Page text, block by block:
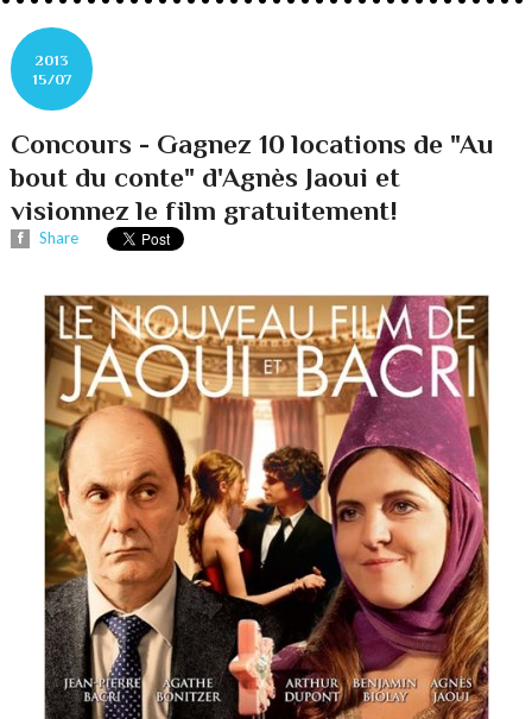
2013
15/07
Concours - Gagnez 10 locations de "Au
bout du conte" d'Agnès Jaoui et
visionnez le film gratuitement!
Share